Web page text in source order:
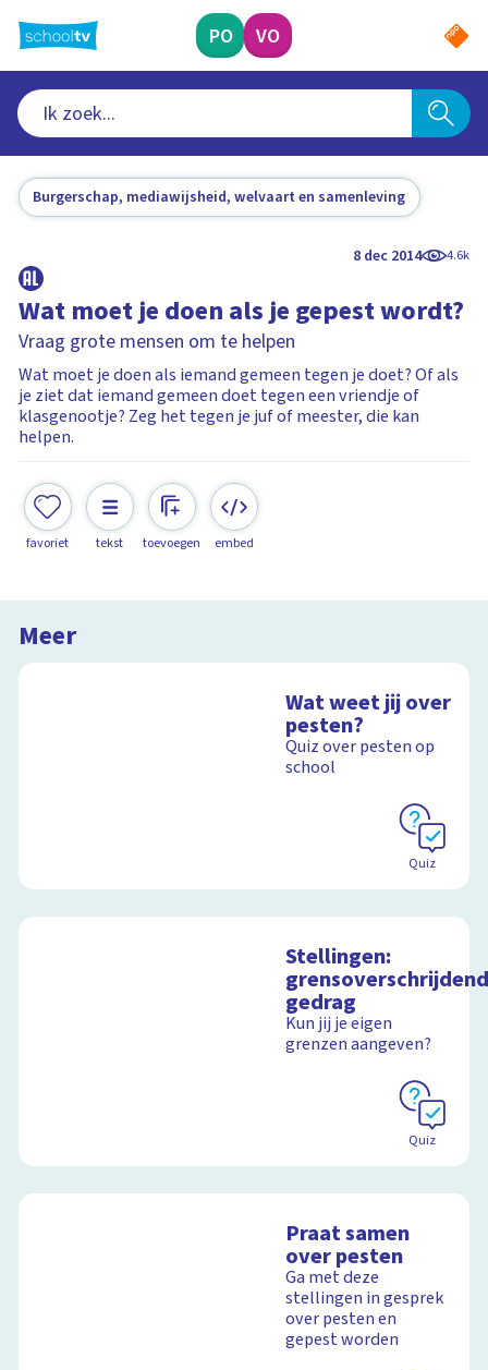
naar
hoofdinhoud
PO VO
Burgerschap, mediawijsheid, welvaart en samenleving
8 dec 2014 4.6k
Wat moet je doen als je gepest wordt?
Vraag grote mensen om te helpen
Wat moet je doen als iemand gemeen tegen je doet? Of als
je ziet dat iemand gemeen doet tegen een vriendje of
klasgenootje? Zeg het tegen je juf of meester, die kan
helpen.
favoriet tekst toevoegen embed
Meer
Wat weet jij over
pesten?
Quiz over pesten op
school
Quiz
Stellingen:
gedrag
Kun jij je eigen
grenzen aangeven?
Quiz
Praat samen
over pesten
Ga met deze
stellingen in gesprek
over pesten en
gepest worden